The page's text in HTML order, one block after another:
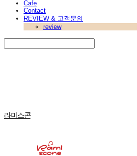
Cafe
Contact
REVIEW & 고객문의
review
라미스콘